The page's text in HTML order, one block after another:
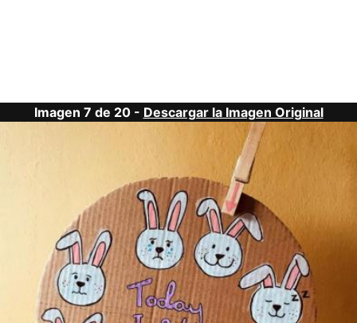
Imagen 7 de 20 - Descargar la Imagen Original